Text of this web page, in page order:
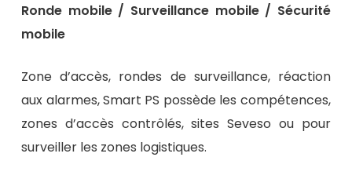
Ronde mobile / Surveillance mobile / Sécurité
mobile
Zone d’accès, rondes de surveillance, réaction
aux alarmes, Smart PS possède les compétences,
zones d’accès contrôlés, sites Seveso ou pour
surveiller les zones logistiques.